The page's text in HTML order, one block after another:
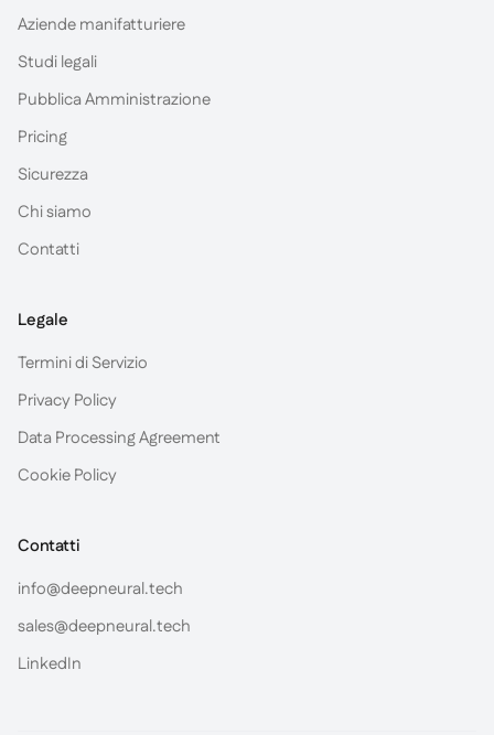
Aziende manifatturiere
Studi legali
Pubblica Amministrazione
Pricing
Sicurezza
Chi siamo
Contatti
Legale
Termini di Servizio
Privacy Policy
Data Processing Agreement
Cookie Policy
Contatti
info@deepneural.tech
sales@deepneural.tech
LinkedIn